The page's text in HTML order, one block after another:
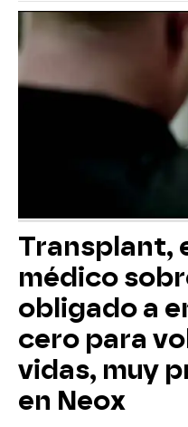
Transplant,
médico
obligado a
cero para
vidas, muy
en Neox